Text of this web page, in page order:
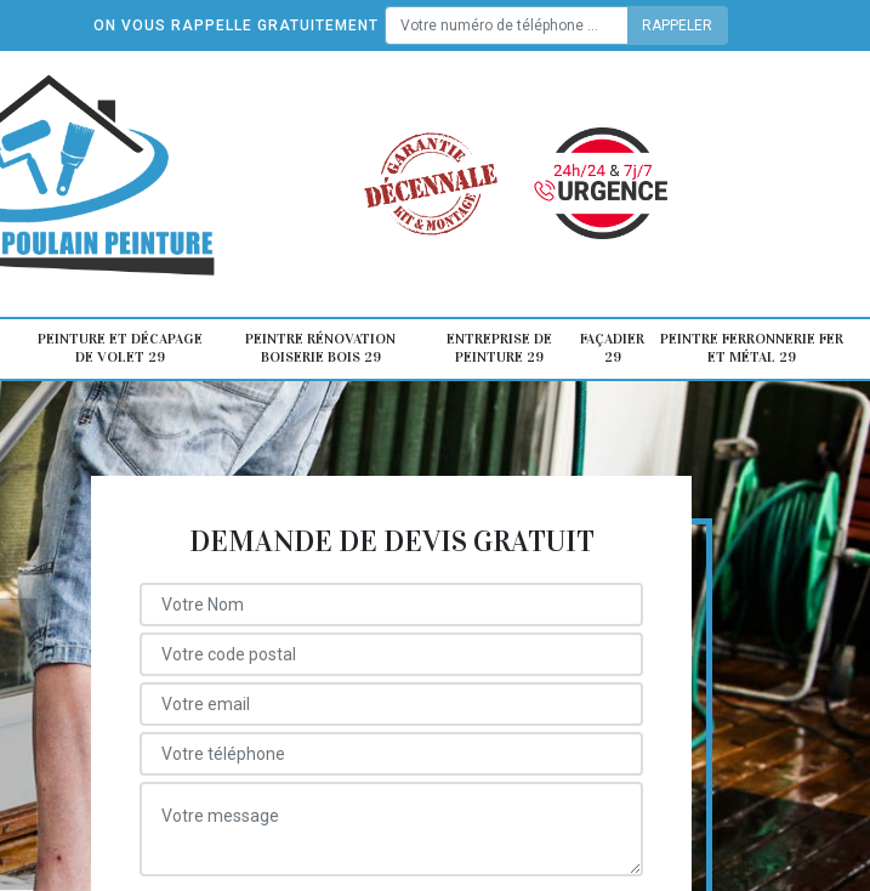
ON VOUS RAPPELLE GRATUITEMENT
PEINTURE ET DÉCAPAGE
DE VOLET 29
PEINTRE RÉNOVATION
BOISERIE BOIS 29
ENTREPRISE DE
PEINTURE 29
FAÇADIER
29
PEINTRE FERRONNERIE FER
ET MÉTAL 29
DEMANDE DE DEVIS GRATUIT